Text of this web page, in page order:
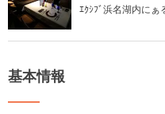
ｴｸｼﾌﾞ浜名湖内に
基本情報